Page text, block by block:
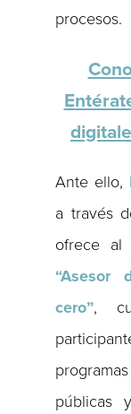
procesos.
Ante ello,
a través
ofrece al
“Asesor
cero”,
públicas